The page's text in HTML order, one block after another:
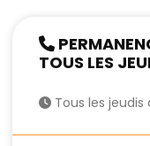
TOUS LES
Tous les jeudis